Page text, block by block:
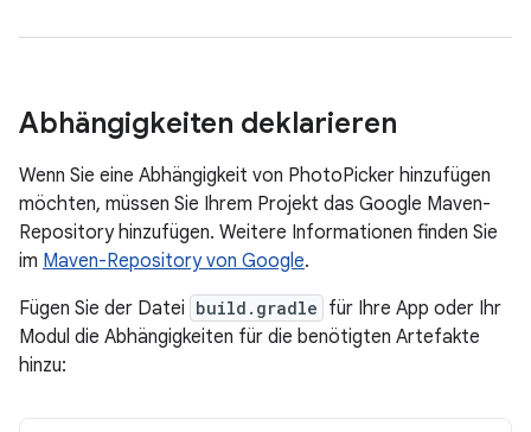
Abhängigkeiten deklarieren
Wenn Sie eine Abhängigkeit von PhotoPicker hinzufügen
möchten, müssen Sie Ihrem Projekt das Google Maven-
Repository hinzufügen. Weitere Informationen finden Sie
im Maven-Repository von Google.
Fügen Sie der Datei build.gradle für Ihre App oder Ihr
Modul die Abhängigkeiten für die benötigten Artefakte
hinzu: